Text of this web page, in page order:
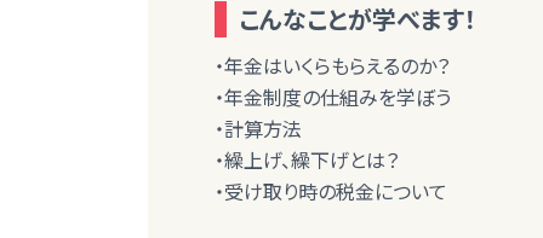
こんなことが学べます！
・年金はいくらもらえるのか？
・年金制度の仕組みを学ぼう
・計算方法
・繰上げ、繰下げとは？
・受け取り時の税金について